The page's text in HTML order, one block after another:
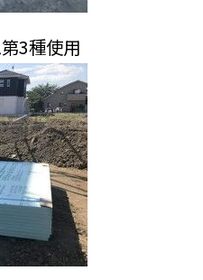
3種使用